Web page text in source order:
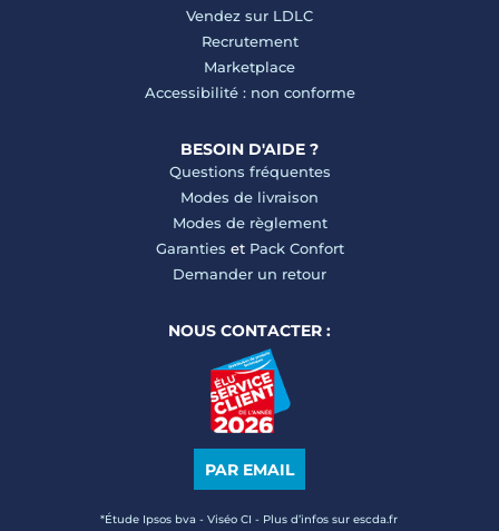
Vendez sur LDLC
Recrutement
Marketplace
Accessibilité : non conforme
BESOIN D'AIDE ?
Questions fréquentes
Modes de livraison
Modes de règlement
Garanties et Pack Confort
Demander un retour
NOUS CONTACTER :
PAR EMAIL
*Étude Ipsos bva - Viséo CI - Plus d’infos sur escda.fr